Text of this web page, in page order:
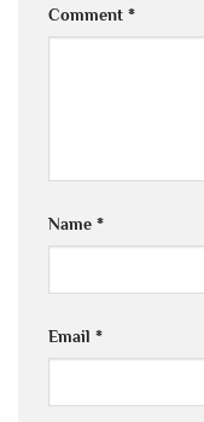
Comment *
Name *
Email *